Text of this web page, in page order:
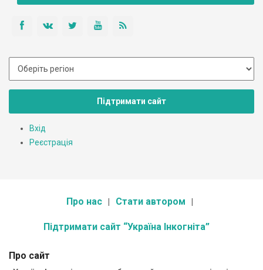
Підтримати сайт
Вхід
Реєстрація
Про нас Стати автором
Підтримати сайт “Україна Інкогніта”
Про сайт